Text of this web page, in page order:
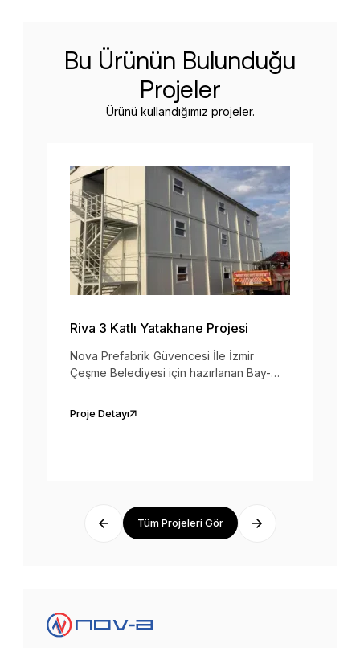
Bu Ürünün Bulunduğu
Projeler
Ürünü kullandığımız projeler.
Riva 3 Katlı Yatakhane Projesi
Nova Prefabrik Güvencesi İle İzmir
Çeşme Belediyesi için hazırlanan Bay-
Proje Detayı
Tüm Projeleri Gör